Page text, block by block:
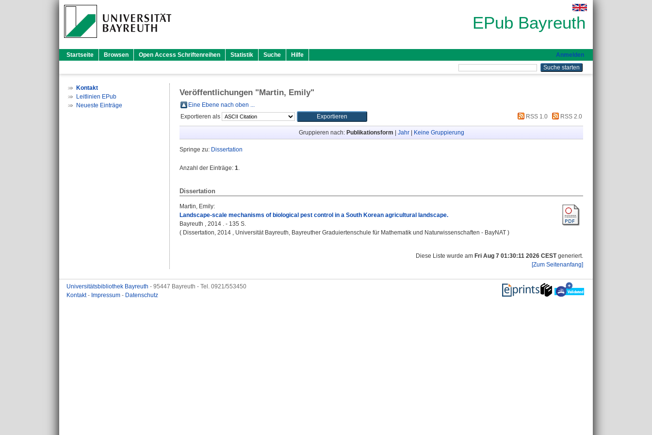
EPub Bayreuth
Startseite Browsen Open Access Schriftenreihen Statistik Suche Hilfe Anmelden
Kontakt
Leitlinien EPub
Neueste Einträge
Veröffentlichungen "Martin, Emily"
Eine Ebene nach oben ...
Exportieren als
RSS 1.0 RSS 2.0
Gruppieren nach: Publikationsform Jahr| Keine Gruppierung
Springe zu: Dissertation
Anzahl der Einträge: 1.
Dissertation
Martin, Emily:
Landscape-scale mechanisms of biological pest control in a South Korean agricultural landscape.
Bayreuth , 2014 . - 135 S.
( Dissertation, 2014 , Universität Bayreuth, Bayreuther Graduiertenschule für Mathematik und Naturwissenschaften - BayNAT )
Diese Liste wurde am Fri Aug 7 01:30:11 2026 CESTgeneriert.
[Zum Seitenanfang]
Universitätsbibliothek Bayreuth - 95447 Bayreuth - Tel. 0921/553450
Kontakt- Impressum - Datenschutz